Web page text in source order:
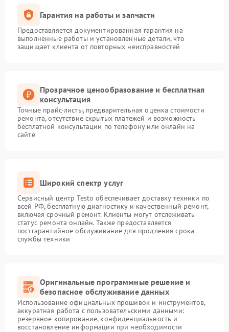
Гарантия на работы и запчасти
Предоставляется документированная гарантия на
выполненные работы и установленные детали, что
защищает клиента от повторных неисправностей
Прозрачное ценообразование и бесплатная
консультация
Точные прайс-листы, предварительная оценка стоимости
ремонта, отсутствие скрытых платежей и возможность
бесплатной консультации по телефону или онлайн на
сайте
Широкий спектр услуг
Сервисный центр Testo обеспечивает доставку техники по
всей РФ, бесплатную диагностику и качественный ремонт,
включая срочный ремонт. Клиенты могут отслеживать
статус ремонта онлайн. Также предоставляется
постгарантийное обслуживание для продления срока
службы техники
Оригинальные программные решение и
безопасное обслуживание данных
Использование официальных прошивок и инструментов,
аккуратная работа с пользовательскими данными:
резервное копирование, конфиденциальность и
восстановление информации при необходимости